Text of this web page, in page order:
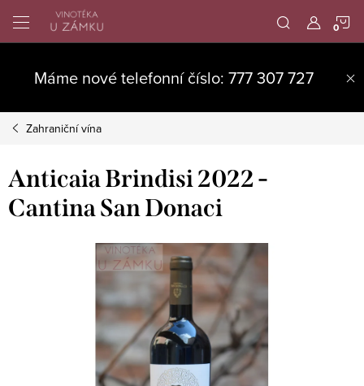
obsah
Máme nové telefonní číslo: 777 307 727
Zahraniční vína
Anticaia Brindisi 2022 -
Cantina San Donaci